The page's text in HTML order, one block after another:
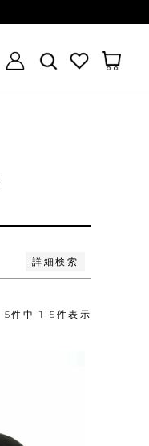
詳細検索
5件中 1 -5 件表示